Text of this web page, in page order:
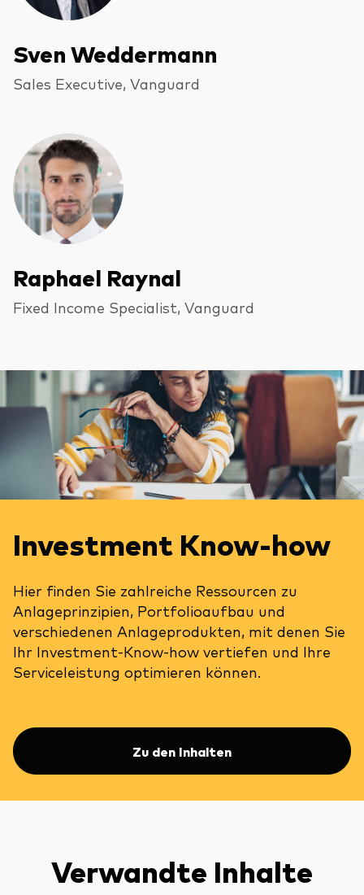
Sven Weddermann
Sales Executive, Vanguard
Raphael Raynal
Fixed Income Specialist, Vanguard
Investment Know-how
Hier finden Sie zahlreiche Ressourcen zu
Anlageprinzipien, Portfolioaufbau und
verschiedenen Anlageprodukten, mit denen Sie
Ihr Investment-Know-how vertiefen und Ihre
Serviceleistung optimieren können.
Zu den Inhalten
Verwandte Inhalte